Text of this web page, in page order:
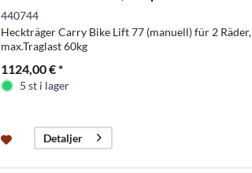
440744
Heckträger Carry Bike Lift 77 (manuell) für 2 Räder,
max.Traglast 60kg
1124,00 € *
5 st i lager
Detaljer